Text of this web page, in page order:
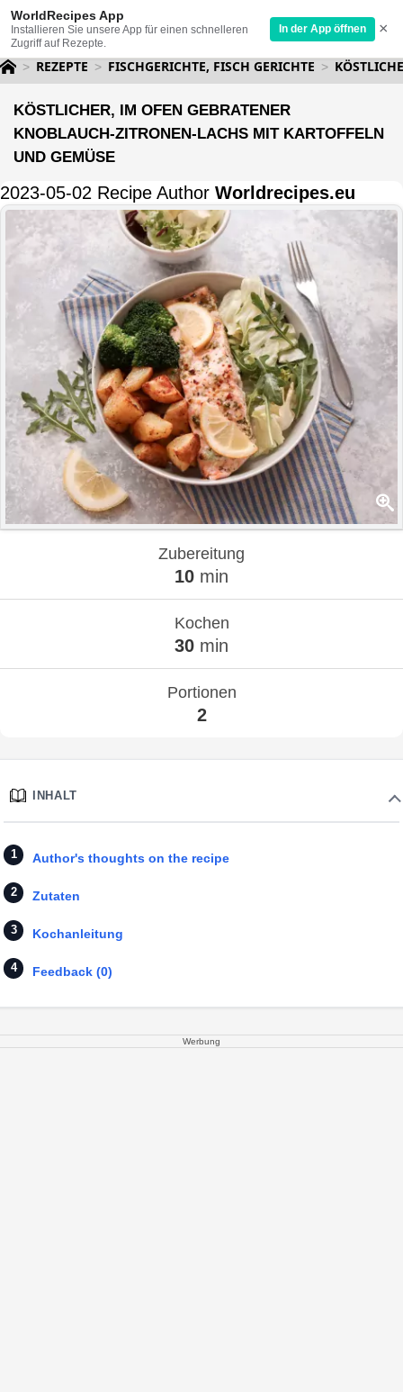
WorldRecipes App
Installieren Sie unsere App für einen schnelleren
Zugriff auf Rezepte.
In der App öffnen ×
REZEPTE FISCHGERICHTE, FISCH GERICHTE
KÖSTLICHER, IM OFEN GEBRATENER
KNOBLAUCH-ZITRONEN-LACHS MIT KARTOFFELN
UND GEMÜSE
2023-05-02 Recipe Author Worldrecipes.eu
Zubereitung
10 min
Kochen
30 min
Portionen
2
INHALT
Author's thoughts on the recipe
Zutaten
Kochanleitung
Feedback (0)
Werbung